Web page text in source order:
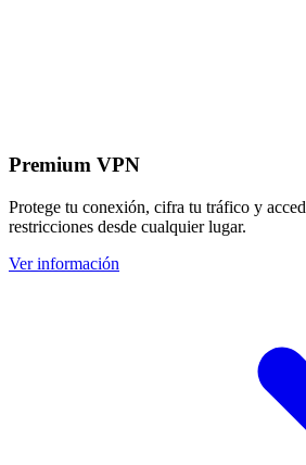
Premium VPN
Protege tu conexión, cifra tu tráfico y
restricciones desde cualquier lugar.
Ver información